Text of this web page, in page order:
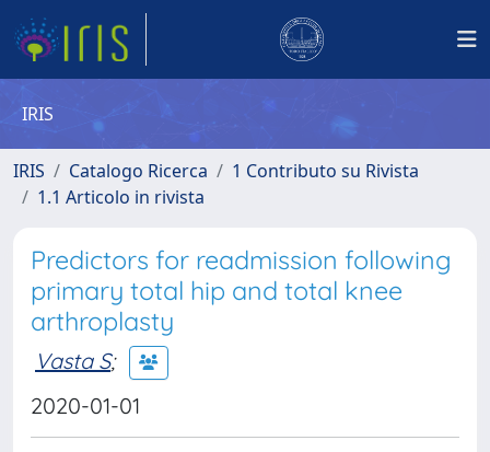
IRIS
IRIS Catalogo Ricerca
1 Contributo su Rivista
1.1 Articolo in rivista
Predictors for readmission following
primary total hip and total knee
arthroplasty
Vasta S;
2020-01-01